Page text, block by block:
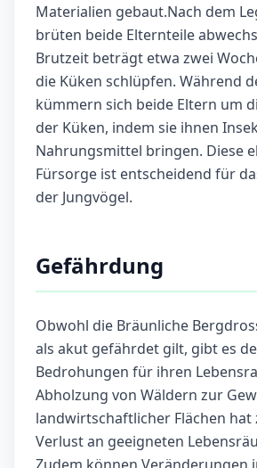
Materialien gebaut.Nach dem
brüten beide Elternteile
Brutzeit beträgt etwa zwei
die Küken schlüpfen. Während
kümmern sich beide Eltern um
der Küken, indem sie ihnen
Nahrungsmittel bringen. Diese
Fürsorge ist entscheidend für
der Jungvögel.
Gefährdung
Obwohl die Bräunliche
als akut gefährdet gilt, gibt es
Bedrohungen für ihren
Abholzung von Wäldern zur
landwirtschaftlicher Flächen hat
Verlust an geeigneten